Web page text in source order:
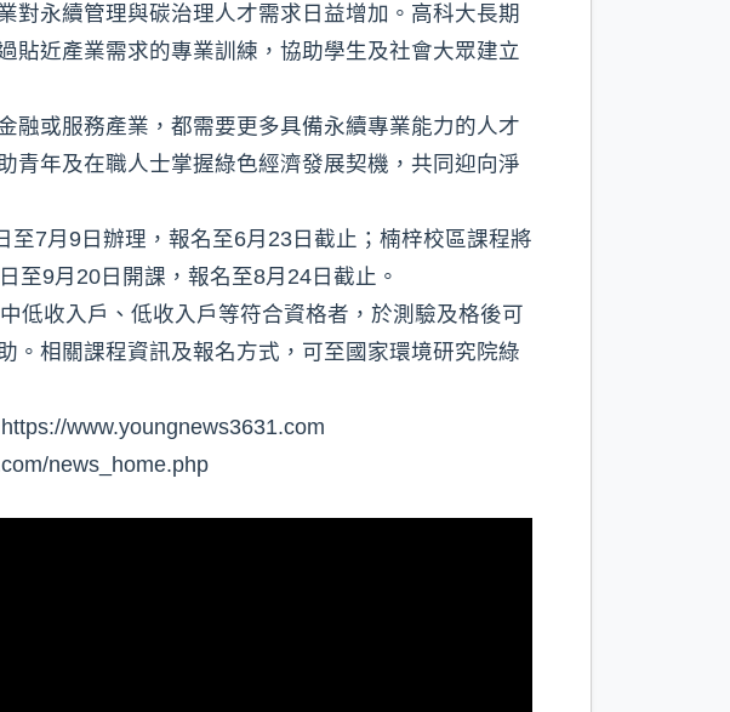
對永續管理與碳治理人才需求日益增加。高科大長期
貼近產業需求的專業訓練，協助學生及社會大眾建立
融或服務產業，都需要更多具備永續專業能力的人才
青年及在職人士掌握綠色經濟發展契機，共同迎向淨
7月9日辦理，報名至6月23日截止；楠梓校區課程將
至9月20日開課，報名至8月24日截止。
低收入戶、低收入戶等符合資格者，於測驗及格後可
。相關課程資訊及報名方式，可至國家環境研究院綠
www.youngnews3631.com⁠
news_home.php⁠